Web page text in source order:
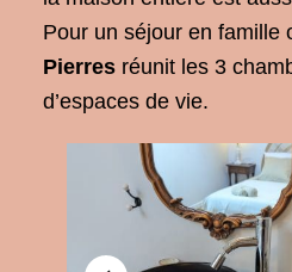
Pour un séjour en famille
Pierresréunit les 3
d’espaces de vie.